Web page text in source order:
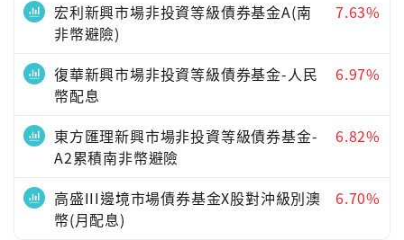
宏利新興市場非投資等級債券基金A(南
非幣避險)
7.63%
復華新興市場非投資等級債券基金-人民
幣配息
6.97%
東方匯理新興市場非投資等級債券基金-
A2累積南非幣避險
6.82%
高盛III邊境市場債券基金X股對沖級別澳
幣(月配息)
6.70%